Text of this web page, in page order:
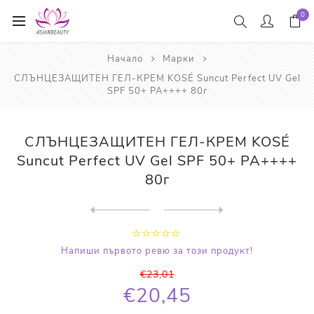
0
Начало
Марки
СЛЪНЦЕЗАЩИТЕН ГЕЛ-КРЕМ KOSÉ Suncut Perfect UV Gel
SPF 50+ PA++++ 80г
СЛЪНЦЕЗАЩИТЕН ГЕЛ-КРЕМ KOSÉ
Suncut Perfect UV Gel SPF 50+ PA++++
80г
Напиши първото ревю за този продукт!
€23,01
€20,45